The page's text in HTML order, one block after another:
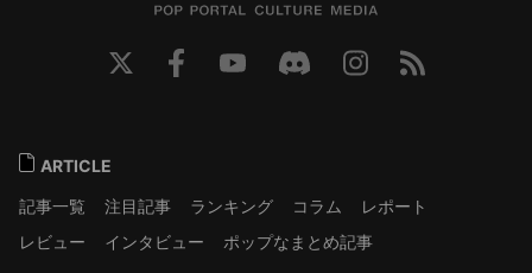
ARTICLE
記事一覧
注目記事 ランキング コラム
レポート
レビュー
インタビュー ポップなまとめ記事